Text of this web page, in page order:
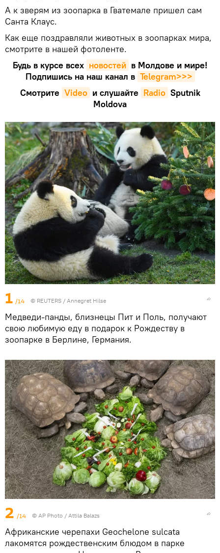
А к зверям из зоопарка в Гватемале пришел сам
Санта Клаус.
Как еще поздравляли животных в зоопарках мира,
смотрите в нашей фотоленте.
Будь в курсе всех новостей в Молдове и мире!
Подпишись на наш канал в Telegram>>>
Смотрите Video и слушайте Radio Sputnik
Moldova
1 /14 © REUTERS / Annegret Hilse
Медведи-панды, близнецы Пит и Поль, получают
свою любимую еду в подарок к Рождеству в
зоопарке в Берлине, Германия.
2 /14 © AP Photo / Attila Balazs
Африканские черепахи Geochelone sulcata
лакомятся рождественским блюдом в парке